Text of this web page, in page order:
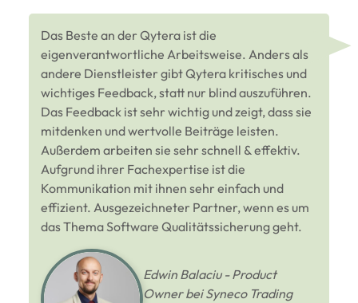
Das Beste an der Qytera ist die
eigenverantwortliche Arbeitsweise. Anders als
andere Dienstleister gibt Qytera kritisches und
wichtiges Feedback, statt nur blind auszuführen.
Das Feedback ist sehr wichtig und zeigt, dass sie
mitdenken und wertvolle Beiträge leisten.
Außerdem arbeiten sie sehr schnell & effektiv.
Aufgrund ihrer Fachexpertise ist die
Kommunikation mit ihnen sehr einfach und
effizient. Ausgezeichneter Partner, wenn es um
das Thema Software Qualitätssicherung geht.
Edwin Balaciu - Product
Owner bei Syneco Trading